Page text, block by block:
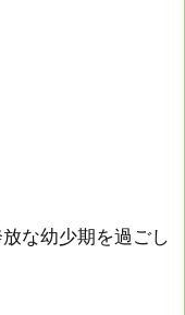
な幼少期を過ごし